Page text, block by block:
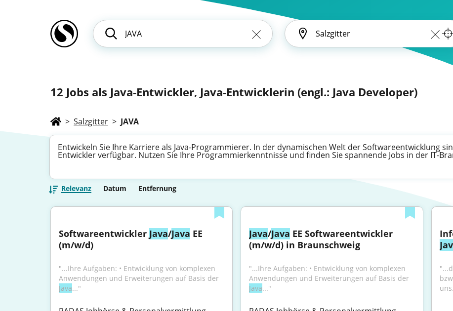
12 Jobs als Java-Entwickler, Java-Entwicklerin (engl.: Java Developer)
> Salzgitter > JAVA
Entwickeln Sie Ihre Karriere als Java-Programmierer. In der dynamischen Welt der Softwareentwicklung
Entwickler verfügbar. Nutzen Sie Ihre Programmierkenntnisse und finden Sie spannende Jobs in der IT-
Relevanz Datum Entfernung
Softwareentwickler Java/Java EE
(m/w/d)
"...Ihre Aufgaben: • Entwicklung von komplexen
Java..."
Java/Java EE Softwareentwickler
(m/w/d) in Braunschweig
"...Ihre Aufgaben: • Entwicklung von komplexen
Java..."